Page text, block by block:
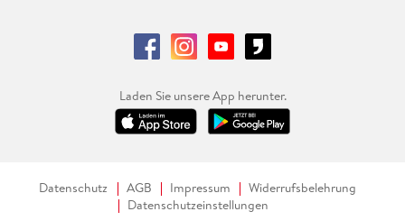
Laden Sie unsere App herunter.
Datenschutz AGB Impressum
Widerrufsbelehrung
Datenschutzeinstellungen